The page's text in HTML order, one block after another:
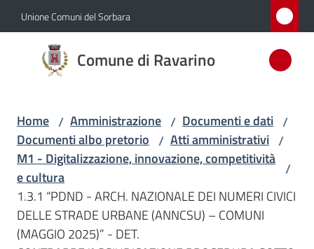
Vai al contenuto
Vai alla navigazione
Vai al footer
Unione Comuni del Sorbara
Comune di Ravarino
Comune
di
Amministrazione
Menu selezionato
Novità
Servizi
Home / Amministrazione / Documenti e dati /
Documenti albo pretorio / Atti amministrativi /
M1 - Digitalizzazione, innovazione, competitività
e cultura
/
1.3.1 “PDND - ARCH. NAZIONALE DEI NUMERI CIVICI
DELLE STRADE URBANE (ANNCSU) – COMUNI
(MAGGIO 2025)” - DET.